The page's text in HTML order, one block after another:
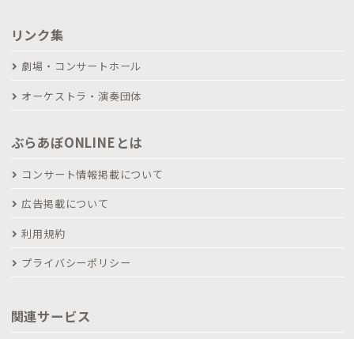
リンク集
劇場・コンサートホール
オーケストラ・演奏団体
ぶらあぼONLINEとは
コンサート情報掲載について
広告掲載について
利用規約
プライバシーポリシー
関連サービス